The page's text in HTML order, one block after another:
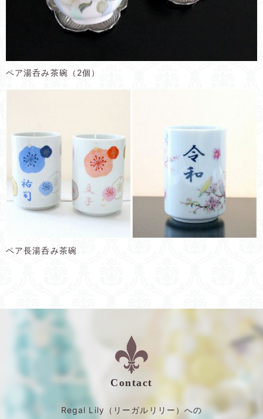
ペア湯呑み茶碗（2個）
ペア長湯呑み茶碗
Contact
Regal Lily（リーガルリリー）への